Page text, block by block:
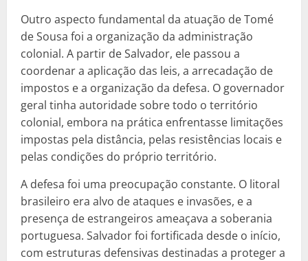
Outro aspecto fundamental da atuação de Tomé
de Sousa foi a organização da administração
colonial. A partir de Salvador, ele passou a
coordenar a aplicação das leis, a arrecadação de
impostos e a organização da defesa. O governador
geral tinha autoridade sobre todo o território
colonial, embora na prática enfrentasse limitações
impostas pela distância, pelas resistências locais e
pelas condições do próprio território.
A defesa foi uma preocupação constante. O litoral
brasileiro era alvo de ataques e invasões, e a
presença de estrangeiros ameaçava a soberania
portuguesa. Salvador foi fortificada desde o início,
com estruturas defensivas destinadas a proteger a